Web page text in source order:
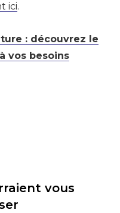
ici.
: découvrez le
vos besoins
vous